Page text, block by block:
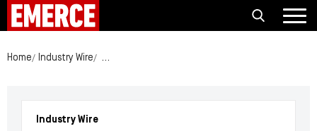
Home Industry Wire Thuisbatterij.nl en EvaPower starten
Industry Wire